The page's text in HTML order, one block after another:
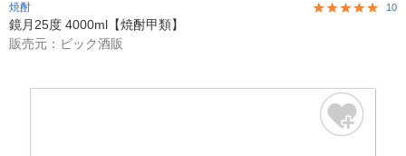
焼酎 10
鏡月25度 4000ml【焼酎甲類】
販売元：ビック酒販